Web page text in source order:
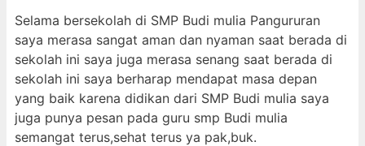
Selama bersekolah di SMP Budi mulia Pangururan
saya merasa sangat aman dan nyaman saat berada di
sekolah ini saya juga merasa senang saat berada di
sekolah ini saya berharap mendapat masa depan
yang baik karena didikan dari SMP Budi mulia saya
juga punya pesan pada guru smp Budi mulia
semangat terus,sehat terus ya pak,buk.